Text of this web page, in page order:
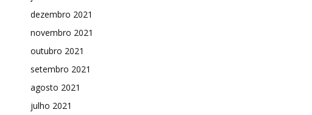
dezembro 2021
novembro 2021
outubro 2021
setembro 2021
agosto 2021
julho 2021